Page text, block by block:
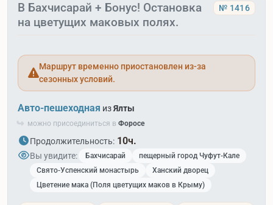
В Бахчисарай + Бонус! Остановка
на цветущих маковых полях.
№ 1416
Маршрут временно приостановлен из-за
сезонных условий.
Авто-пешеходная изЯлты
можно присоединиться в Форосе
Продолжительность: 10ч.
Вы увидите: Бахчисарай
пещерный город Чуфут-Кале
Свято-Успенский монастырь
Ханский дворец
Цветение мака (Поля цветущих маков в Крыму)